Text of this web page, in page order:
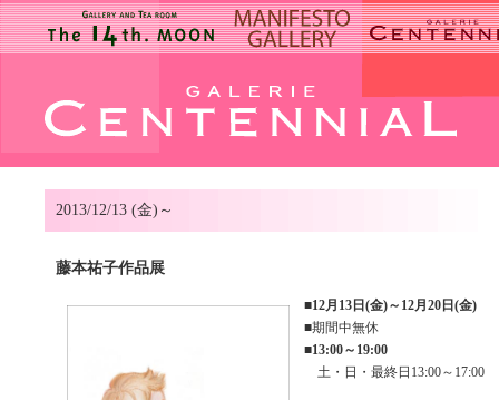
2013/12/13 (金)～
藤本祐子作品展
■12月13日(金)～12月20日(金)
■期間中無休
■13:00～19:00
土・日・最終日13:00～17:00